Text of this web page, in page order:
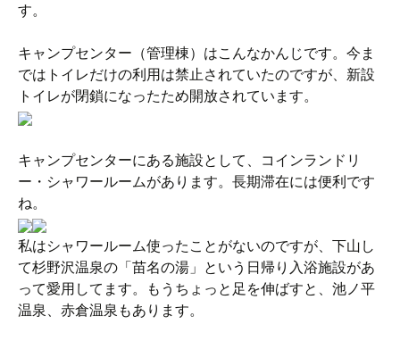
す。
キャンプセンター（管理棟）はこんなかんじです。今ま
ではトイレだけの利用は禁止されていたのですが、新設
トイレが閉鎖になったため開放されています。
キャンプセンターにある施設として、コインランドリ
ー・シャワールームがあります。長期滞在には便利です
ね。
私はシャワールーム使ったことがないのですが、下山し
て杉野沢温泉の「苗名の湯」という日帰り入浴施設があ
って愛用してます。もうちょっと足を伸ばすと、池ノ平
温泉、赤倉温泉もあります。